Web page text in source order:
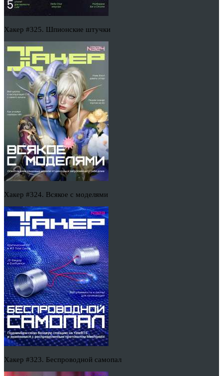
Хакер #325. Шпионские штучки
Хакер #324. Всякое с моделями
Хакер #323. Беспроводной самопал